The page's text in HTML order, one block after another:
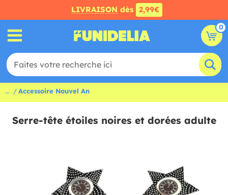
LIVRAISON dès 2,99€
0
... Accessoire Nouvel An
Serre-tête étoiles noires et dorées adulte